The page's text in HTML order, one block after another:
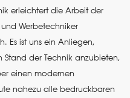
erleichtert die Arbeit der
Werbetechniker
Es ist uns ein Anliegen,
Stand der Technik anzubieten,
einen modernen
nahezu alle bedruckbaren